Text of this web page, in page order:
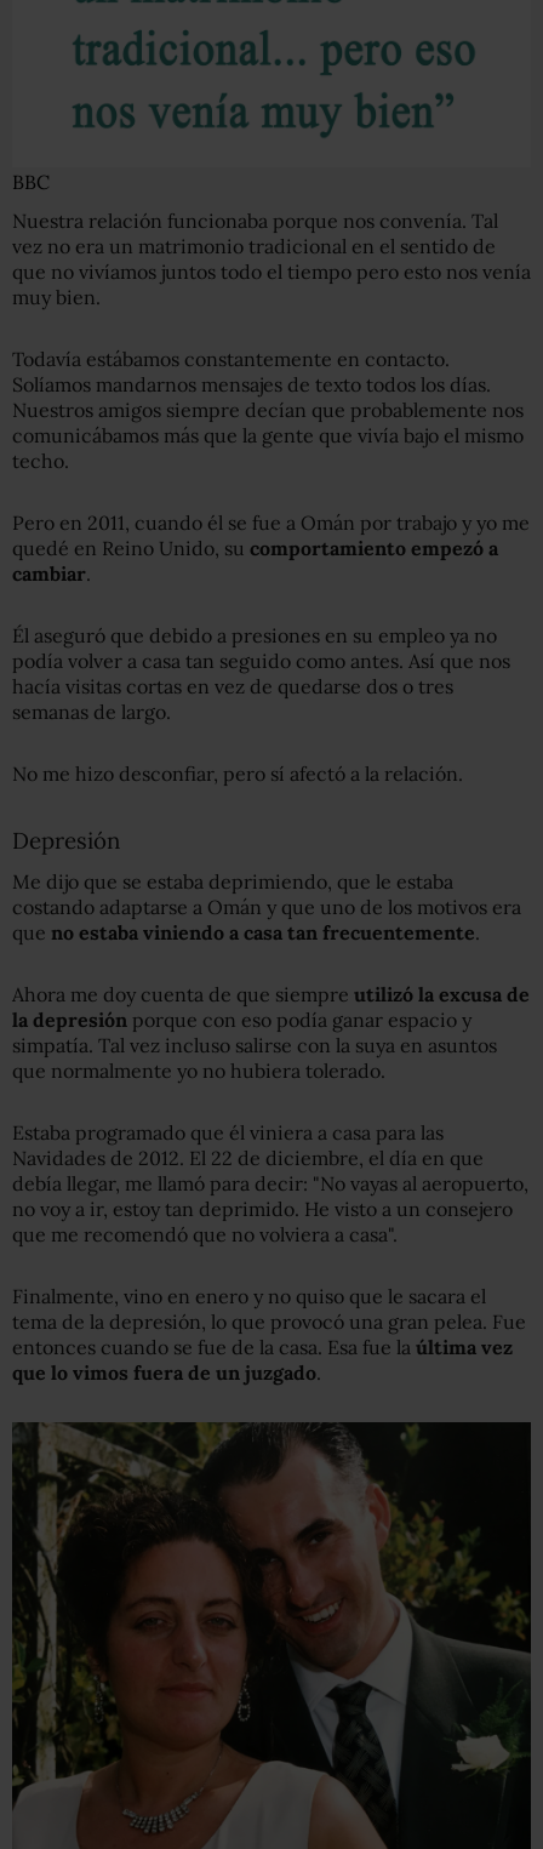
BBC
Nuestra relación funcionaba porque nos convenía. Tal
vez no era un matrimonio tradicional en el sentido de
que no vivíamos juntos todo el tiempo pero esto nos venía
muy bien.
Todavía estábamos constantemente en contacto.
Solíamos mandarnos mensajes de texto todos los días.
Nuestros amigos siempre decían que probablemente nos
comunicábamos más que la gente que vivía bajo el mismo
techo.
Pero en 2011, cuando él se fue a Omán por trabajo y yo me
quedé en Reino Unido, su comportamiento empezó a
cambiar.
Él aseguró que debido a presiones en su empleo ya no
podía volver a casa tan seguido como antes. Así que nos
hacía visitas cortas en vez de quedarse dos o tres
semanas de largo.
No me hizo desconfiar, pero sí afectó a la relación.
Depresión
Me dijo que se estaba deprimiendo, que le estaba
costando adaptarse a Omán y que uno de los motivos era
que no estaba viniendo a casa tan frecuentemente.
Ahora me doy cuenta de que siempre utilizó la excusa de
la depresión porque con eso podía ganar espacio y
simpatía. Tal vez incluso salirse con la suya en asuntos
que normalmente yo no hubiera tolerado.
Estaba programado que él viniera a casa para las
Navidades de 2012. El 22 de diciembre, el día en que
debía llegar, me llamó para decir: "No vayas al aeropuerto,
no voy a ir, estoy tan deprimido. He visto a un consejero
que me recomendó que no volviera a casa".
Finalmente, vino en enero y no quiso que le sacara el
tema de la depresión, lo que provocó una gran pelea. Fue
entonces cuando se fue de la casa. Esa fue la última vez
que lo vimos fuera de un juzgado.